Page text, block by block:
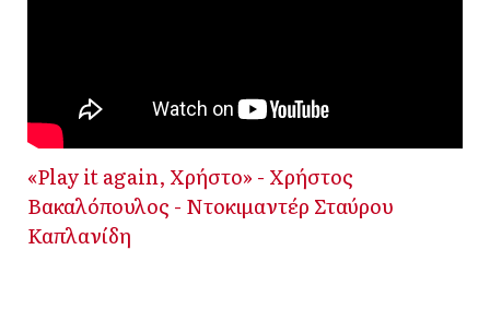
«Play it again, Χρήστο» - Χρήστος
Βακαλόπουλος - Ντοκιμαντέρ Σταύρου
Καπλανίδη